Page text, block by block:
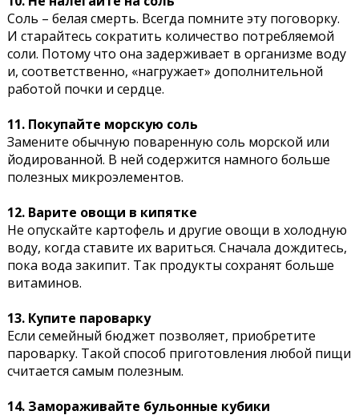
Соль – белая смерть. Всегда помните эту поговорку.
И старайтесь сократить количество потребляемой
соли. Потому что она задерживает в организме воду
и, соответственно, «нагружает» дополнительной
работой почки и сердце.
11. Покупайте морскую соль
Замените обычную поваренную соль морской или
йодированной. В ней содержится намного больше
полезных микроэлементов.
12. Варите овощи в кипятке
Не опускайте картофель и другие овощи в холодную
воду, когда ставите их вариться. Сначала дождитесь,
пока вода закипит. Так продукты сохранят больше
витаминов.
13. Купите пароварку
Если семейный бюджет позволяет, приобретите
пароварку. Такой способ приготовления любой пищи
считается самым полезным.
14. Замораживайте бульонные кубики